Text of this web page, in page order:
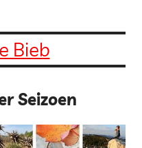
Bieb
Seizoen